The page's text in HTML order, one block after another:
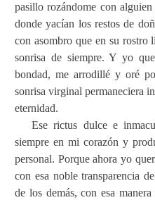
pasillo rozándome con
donde yacían los restos de
con asombro que en su rostro
sonrisa de siempre. Y yo
bondad, me arrodillé y oré
sonrisa virginal permaneciera
eternidad.
Ese rictus dulce e
siempre en mi corazón y
personal. Porque ahora yo
con esa noble transparencia
de los demás, con esa